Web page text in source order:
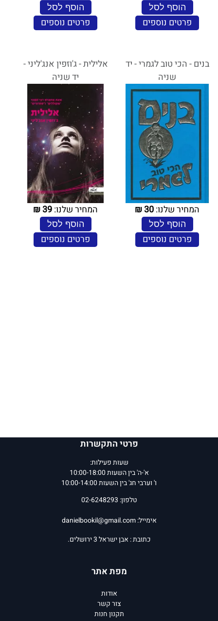
הוסף לסל
פרטים נוספים
הוסף לסל
פרטים נוספים
בנים - הכי טוב לגמרי - יד
שניה
המחיר שלנו:30
₪
הוסף לסל
פרטים נוספים
אלילית - ג'וזפין אנג'ליני -
יד שניה
המחיר שלנו:39
₪
הוסף לסל
פרטים נוספים
פרטי התקשרות
שעות פעילות:
א'-ה' בין השעות 10:00-18:00
ו' וערבי חג' בין השעות 10:00-14:00
טלפון: 02-6248293
אימייל:danielbookil@gmail.com
כתובת : אבן ישראל 3 ירושלים.
מפת אתר
אודות
צור קשר
תקנון חנות